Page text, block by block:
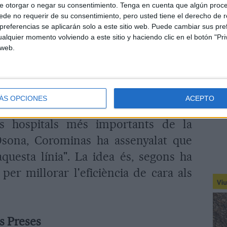
otorgar o negar su consentimiento. Tenga en cuenta que algún
no requerir de su consentimiento, pero usted tiene el derecho de
se aplicarán solo a este sitio web. Puede cambiar sus
momento volviendo a este sitio y haciendo clic en el botón
OPCIONES ACEPTO
han posat de manifest la idea
de la Garrotxa, el Ripollès i
l'oferta turística "és molt potent" i
"emblemàtics" que es poden
i que ja s'han iniciat algunes
hospitals més importants de la
Corominas ha assenyalat que
línia". La idea és, segons ha
millorar l'eficiència de cara als
Preses